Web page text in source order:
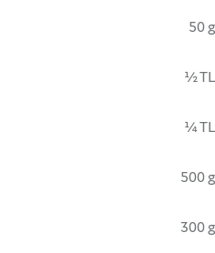
50 g
½ TL
¼ TL
500 g
300 g